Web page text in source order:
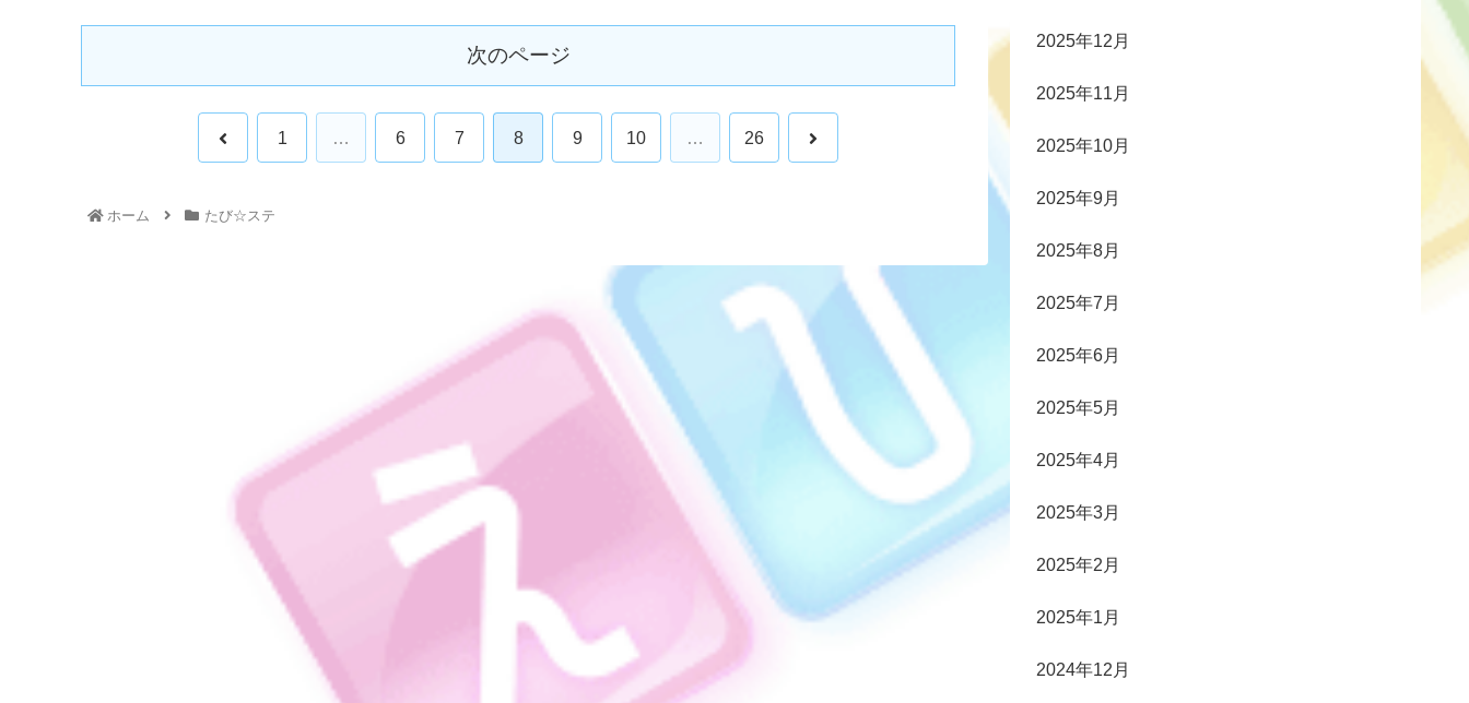
次のページ
1 … 6 7 8 9 10 … 26
ホーム たび☆ステ
2025年12月
2025年11月
2025年10月
2025年9月
2025年8月
2025年7月
2025年6月
2025年5月
2025年4月
2025年3月
2025年2月
2025年1月
2024年12月